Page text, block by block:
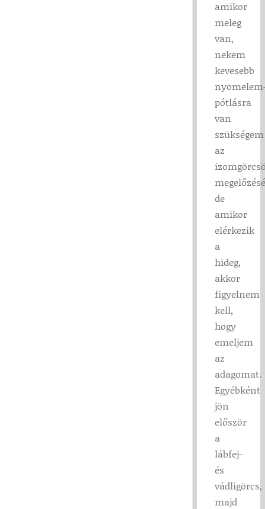
amikor
meleg
van,
nekem
kevesebb
pótlásra
van
szükségem
az
de
amikor
elérkezik
a
hideg,
akkor
figyelnem
kell,
hogy
emeljem
az
adagomat.
Egyébként
jön
először
a
lábfej-
és
vádligörcs,
majd